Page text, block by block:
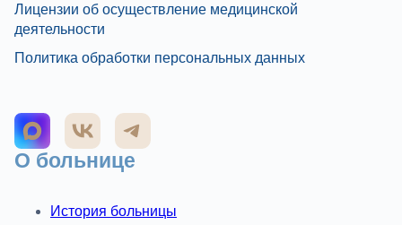
Лицензии об осуществление медицинской
деятельности
Политика обработки персональных данных
О больнице
История больницы